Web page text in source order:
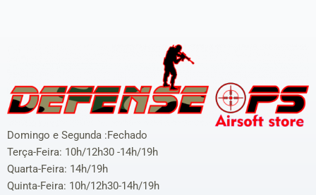
Domingo e Segunda :Fechado
Terça-Feira: 10h/12h30 -14h/19h
Quarta-Feira: 14h/19h
Quinta-Feira: 10h/12h30-14h/19h